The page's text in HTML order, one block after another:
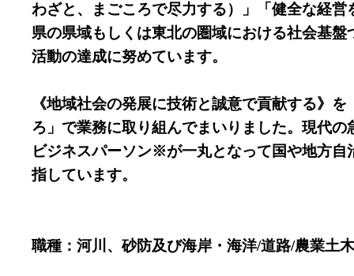
わざと、まごころで尽力する）」「健全な経
県の県域もしくは東北の圏域における社会基
活動の達成に努めています。
《地域社会の発展に技術と誠意で貢献する》
ろ」で業務に取り組んでまいりました。現代
ビジネスパーソン※が一丸となって国や地方
指しています。
職種：河川、砂防及び海岸・海洋/道路/農業土